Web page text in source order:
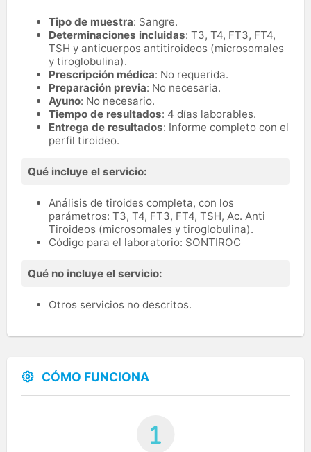
Tipo de muestra: Sangre.
Determinaciones incluidas: T3, T4, FT3, FT4,
TSH y anticuerpos antitiroideos (microsomales
y tiroglobulina).
Prescripción médica: No requerida.
Preparación previa: No necesaria.
Ayuno: No necesario.
Tiempo de resultados: 4 días laborables.
Entrega de resultados: Informe completo con el
perfil tiroideo.
Qué incluye el servicio:
Análisis de tiroides completa, con los
parámetros: T3, T4, FT3, FT4, TSH, Ac. Anti
Tiroideos (microsomales y tiroglobulina).
Código para el laboratorio: SONTIROC
Qué no incluye el servicio:
Otros servicios no descritos.
CÓMO FUNCIONA